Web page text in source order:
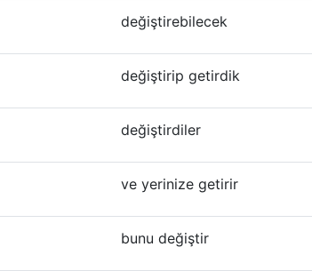
değiştirebilecek
değiştirip getirdik
değiştirdiler
ve yerinize getirir
bunu değiştir